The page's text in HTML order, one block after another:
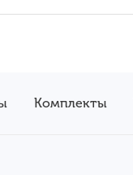
Комплекты